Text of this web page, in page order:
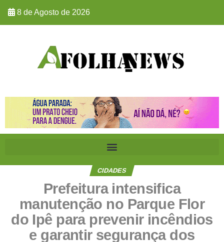
8 de Agosto de 2026
CIDADES
Prefeitura intensifica
manutenção no Parque Flor
do Ipê para prevenir incêndios
e garantir segurança dos